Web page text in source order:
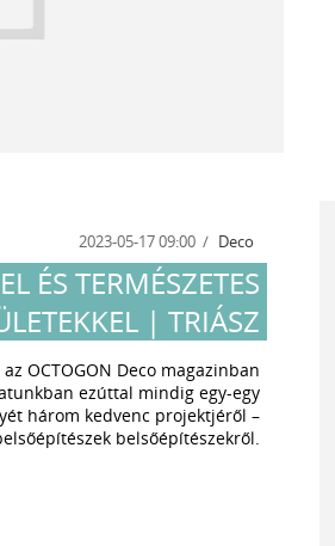
2023-05-17 09:00 Deco
ÉS TERMÉSZETES
| TRIÁSZ
OCTOGON Deco magazinban
ezúttal mindig egy-egy
három kedvenc projektjéről –
belsőépítészekről.